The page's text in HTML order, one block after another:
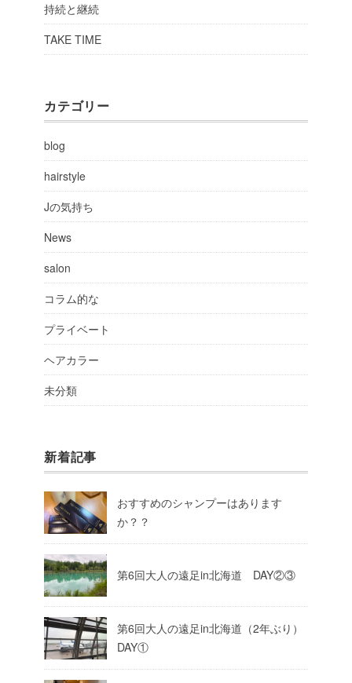
持続と継続
TAKE TIME
カテゴリー
blog
hairstyle
Jの気持ち
News
salon
コラム的な
プライベート
ヘアカラー
未分類
新着記事
おすすめのシャンプーはあります
か？？
第6回大人の遠足in北海道 DAY②③
第6回大人の遠足in北海道（2年ぶり）
DAY①